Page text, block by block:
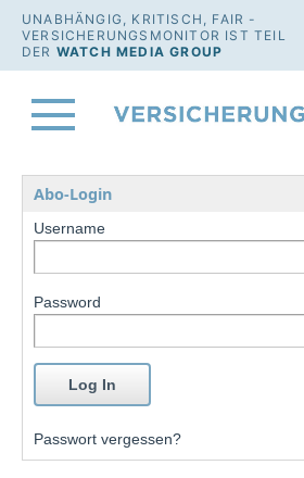
UNABHÄNGIG, KRITISCH, FAIR -
VERSICHERUNGSMONITOR IST TEIL
DER WATCH MEDIA GROUP
Abo-Login
Username
Password
Passwort vergessen?